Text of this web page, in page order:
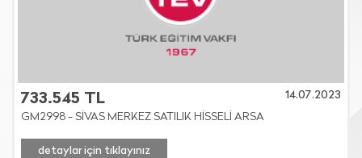
733.545 TL
14.07.2023
GM2998 - SİVAS MERKEZ SATILIK HİSSELİ ARSA
detaylar için tıklayınız